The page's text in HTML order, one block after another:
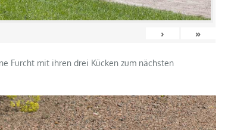
› »
Furcht mit ihren drei Kücken zum nächsten